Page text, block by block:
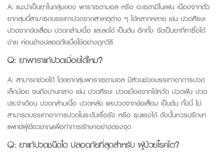
A: แนะนำเป็นยาในกลุ่มของ พาราเซตามอล หรือ อะเซตามิโนเฟน เนื่องจากตัว
ยากลุ่มนี้สามารถบรรเทาปวดจากสาเหตุต่าง ๆ ได้หลากหลาย เช่น ปวดศีรษะ
ปวดจากข้อเสื่อม ปวดกล้ามเนื้อ และลดไข้ เป็นต้น อีกทั้ง จัดเป็นยาที่หาซื้อได้
ง่าย ค่อนข้างปลอดภัยเมื่อใช้อย่างถูกวิธี
Q: ยาพาราแก้ปวดเมื่อยได้ไหม?
A: สามารถช่วยได้ โดยยากลุ่มพาราเซตามอล มีส่วนช่วยบรรเทาอาการปวด
เล็กน้อย จนถึงปานกลาง เช่น ปวดศีรษะ ปวดเมื่อยจากไข้หวัด ปวดฟัน ปวด
ประจำเดือน ปวดกล้ามเนื้อ ปวดหลัง และปวดจากข้อเสื่อม เป็นต้น ทั้งนี้ ไม่
สามารถบรรเทาอาการปวดในระดับเรื้อรัง หรือ รุนแรงได้ ดังนั้นควรปรึกษา
แพทย์ผู้เชี่ยวชาญเพื่อทำการรักษาอย่างตรงจุด
Q: ยาแก้ปวดชนิดใด ปลอดภัยที่สุดสําหรับ ผู้ป่วยโรคไต?